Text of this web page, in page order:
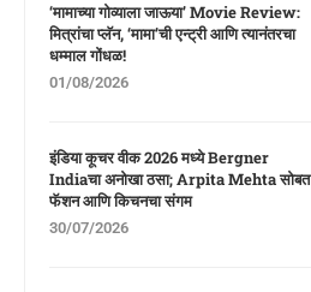
‘मामाच्या गोव्याला जाऊया’ Movie Review:
मित्रांचा प्लॅन, ‘मामा’ची एन्ट्री आणि त्यानंतरचा
धम्माल गोंधळ!
01/08/2026
इंडिया कूचर वीक 2026 मध्ये Bergner
Indiaचा अनोखा ठसा; Arpita Mehta सोबत
फॅशन आणि किचनचा संगम
30/07/2026